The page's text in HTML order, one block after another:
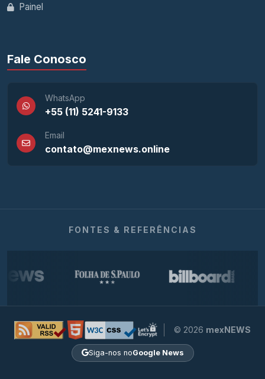
Painel
Fale Conosco
WhatsApp
+55 (11) 5241-9133
Email
contato@mexnews.online
FONTES & REFERÊNCIAS
© 2026 mexNEWS
Siga-nos noGoogle News